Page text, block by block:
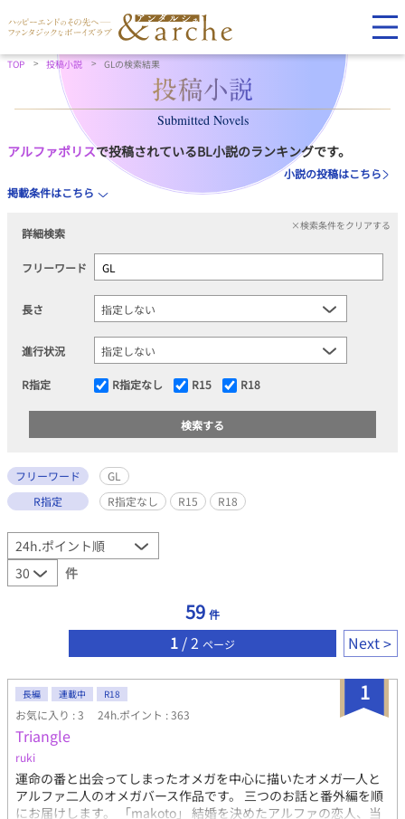
TOP 投稿小説 GLの検索結果
Submitted Novels
アルファポリスで投稿されているBL小説のランキングです。
小説の投稿はこちら
掲載条件はこちら
詳細検索
×検索条件をクリアする
フリーワード
長さ
進行状況
R指定 R指定なし R15 R18
フリーワード
GL
R指定
R指定なし R15 R18
件
59 件
1 / 2 ページ Next
1
長編 連載中 R18
お気に入り : 3 24h.ポイント : 363
Triangle
ruki
運命の番と出会ってしまったオメガを中心に描いたオメガ一人と
アルファ二人のオメガバース作品です。 三つのお話と番外編を順
にお届けします。 「makoto」 結婚を決めたアルファの恋人、当